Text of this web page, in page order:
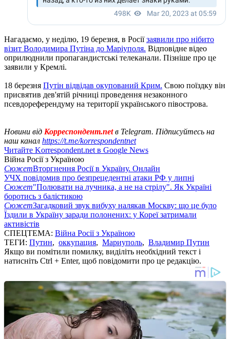
Нагадаємо, у неділю, 19 березня, в Росіїзаявили про нібито
візит Володимира Путіна до Маріуполя. Відповідне відео
оприлюднили пропагандистські телеканали. Пізніше про це
заявили у Кремлі.
18 березня Путін відвідав окупований Крим. Свою поїздку він
присвятив дев'ятій річниці проведення незаконного
псевдореферендуму на території українського півострова.
Новини від Корреспондент.netв Telegram. Підписуйтесь на
наш канал https://t.me/korrespondentnet
Читайте Korrespondent.net в Google News
Війна Росії з Україною
СюжетВторгнення Росії в Україну. Онлайн
УЧХ повідомив про безпрецедентні атаки РФ у липні
Сюжет"Полювати на лучника, а не на стрілу". Як Україні
боротись з балістикою
СюжетЗагадковий звук вибуху налякав Москву: що це було
Їздили в Україну заради полонених: у Кореї затримали
активістів
СПЕЦТЕМА: Війна Росії з Україною
ТЕГИ: Путин, оккупация, Мариуполь, Владимир Путин
Якщо ви помітили помилку, виділіть необхідний текст і
натисніть Ctrl + Enter, щоб повідомити про це редакцію.